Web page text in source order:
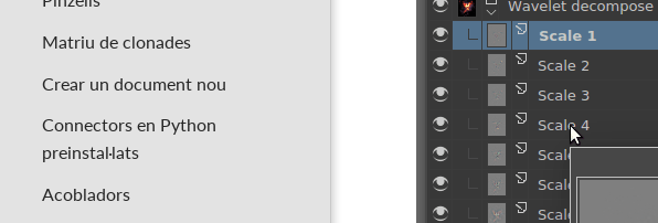
Matriu de clonades
Crear un document nou
Connectors en Python
preinstal·lats
Acobladors